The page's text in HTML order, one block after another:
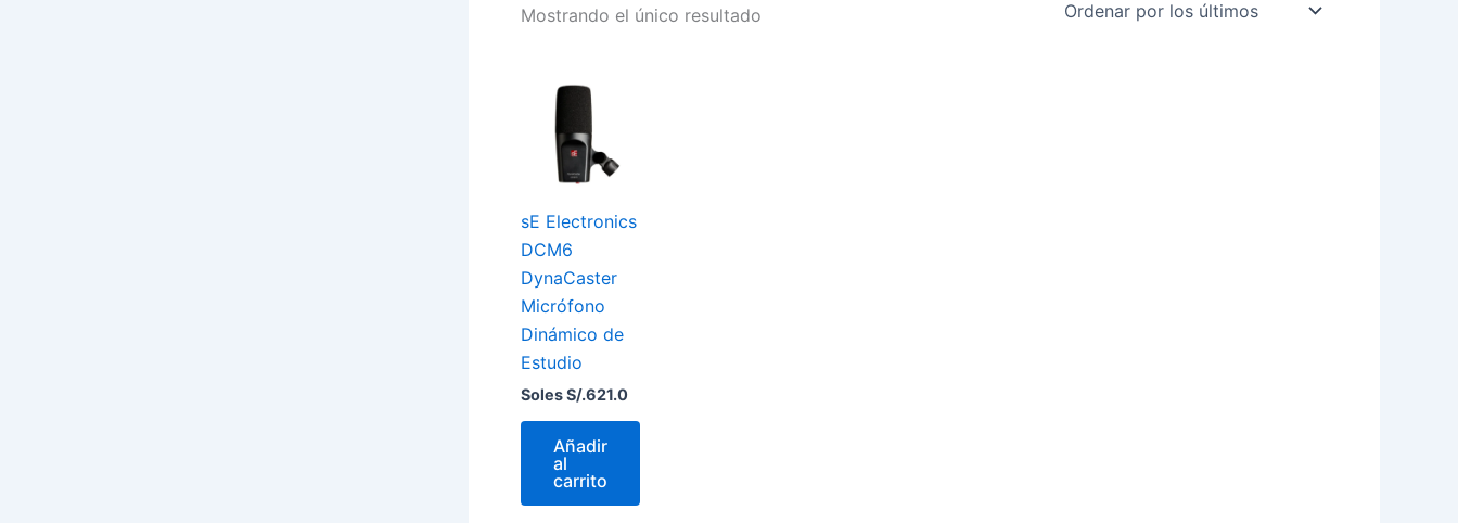
Mostrando el único resultado
sE Electronics
DCM6
DynaCaster
Micrófono
Dinámico de
Estudio
Soles S/.621.0
Añadir
al
carrito